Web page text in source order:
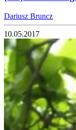
Dariusz Bruncz
10.05.2017